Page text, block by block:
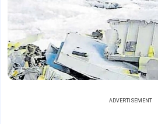
ADVERTISEMENT